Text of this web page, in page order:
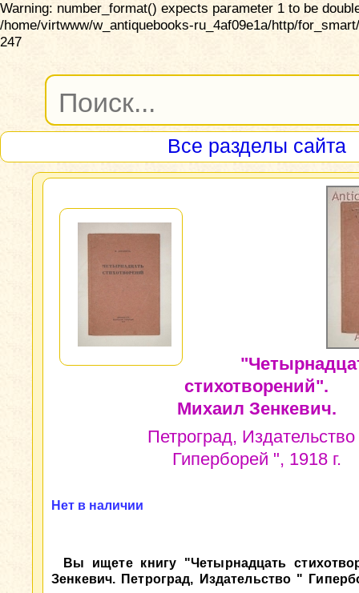
Warning: number_format() expects parameter 1 to be
/home/virtwww/w_antiquebooks-ru_4af09e1a/http/
247
Все разделы сайта
стихотворений".
Михаил Зенкевич.
Петроград, Издательство
Гиперборей ", 1918 г.
Нет в наличии
Вы ищете книгу "Четырнадцать
Зенкевич. Петроград, Издательство "